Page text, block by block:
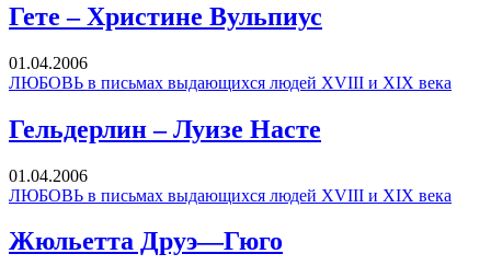
Гете – Христине Вульпиус
01.04.2006
ЛЮБОВЬ в письмах выдающихся людей XVIII и XIX века
Гельдерлин – Луизе Насте
01.04.2006
ЛЮБОВЬ в письмах выдающихся людей XVIII и XIX века
Жюльетта Друэ—Гюго